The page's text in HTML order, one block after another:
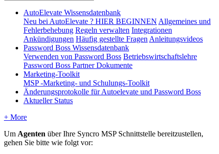
AutoElevate Wissensdatenbank
Neu bei AutoElevate ? HIER BEGINNEN Allgemeines und
Fehlerbehebung Regeln verwalten Integrationen
Ankündigungen Häufig gestellte Fragen Anleitungsvideos
Password Boss Wissensdatenbank
Verwenden von Password Boss Betriebswirtschaftslehre
Password Boss Partner Dokumente
Marketing-Toolkit
MSP -Marketing- und Schulungs-Toolkit
Änderungsprotokolle für Autoelevate und Password Boss
Aktueller Status
+ More
Um Agenten über Ihre Syncro MSP Schnittstelle bereitzustellen,
gehen Sie bitte wie folgt vor: